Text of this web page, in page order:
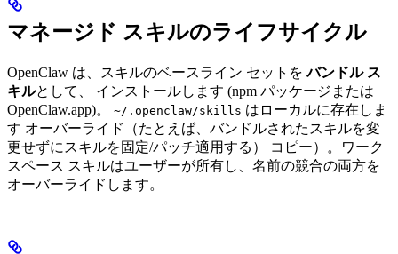
マネージド スキルのライフサイクル
OpenClaw は、スキルのベースライン セットをバンドル ス
キルとして、 インストールします (npm パッケージまたは
OpenClaw.app)。 ~/.openclaw/skills はローカルに存在しま
す オーバーライド（たとえば、バンドルされたスキルを変
更せずにスキルを固定/パッチ適用する） コピー）。ワーク
スペース スキルはユーザーが所有し、名前の競合の両方を
オーバーライドします。